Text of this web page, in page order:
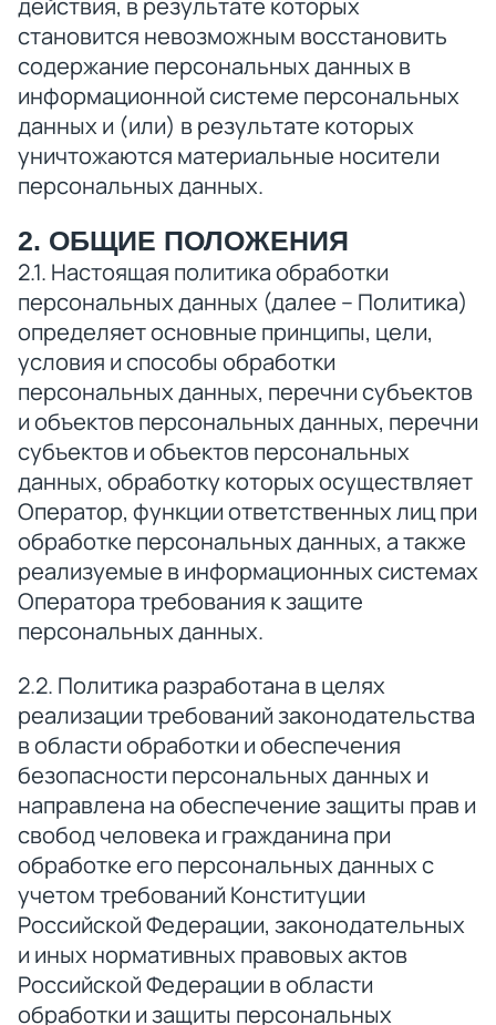
действия, в результате которых
становится невозможным восстановить
содержание персональных данных в
информационной системе персональных
данных и (или) в результате которых
уничтожаются материальные носители
персональных данных.
2. ОБЩИЕ ПОЛОЖЕНИЯ
2.1. Настоящая политика обработки
персональных данных (далее – Политика)
определяет основные принципы, цели,
условия и способы обработки
персональных данных, перечни субъектов
и объектов персональных данных, перечни
субъектов и объектов персональных
данных, обработку которых осуществляет
Оператор, функции ответственных лиц при
обработке персональных данных, а также
реализуемые в информационных системах
Оператора требования к защите
персональных данных.
2.2. Политика разработана в целях
реализации требований законодательства
в области обработки и обеспечения
безопасности персональных данных и
направлена на обеспечение защиты прав и
свобод человека и гражданина при
обработке его персональных данных с
учетом требований Конституции
Российской Федерации, законодательных
и иных нормативных правовых актов
Российской Федерации в области
обработки и защиты персональных